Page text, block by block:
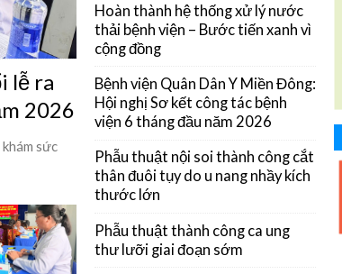
lễ ra
2026
sức
Hoàn thành hệ thống xử lý nước
thải bệnh viện – Bước tiến xanh vì
cộng đồng
Bệnh viện Quân Dân Y Miền Đông:
Hội nghị Sơ kết công tác bệnh
viện 6 tháng đầu năm 2026
Phẫu thuật nội soi thành công cắt
thân đuôi tụy do u nang nhầy kích
thước lớn
Phẫu thuật thành công ca ung
thư lưỡi giai đoạn sớm